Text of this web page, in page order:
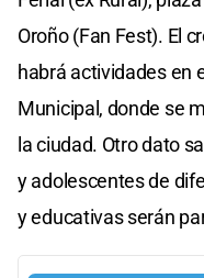
Oroño (Fan Fest). El
habrá actividades en
Municipal, donde se
la ciudad. Otro dato
y adolescentes de
y educativas serán